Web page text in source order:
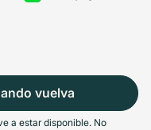
vuelva
a estar disponible. No